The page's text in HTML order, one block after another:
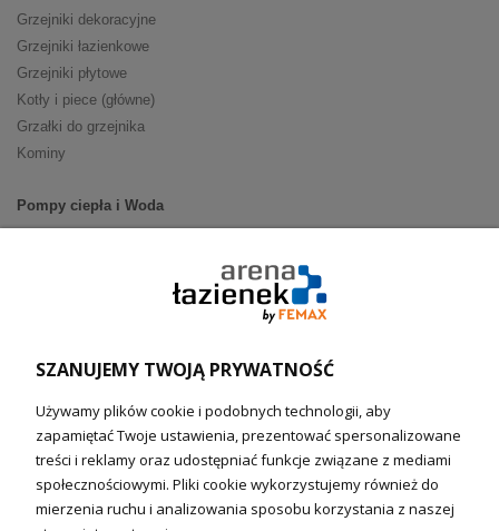
Grzejniki dekoracyjne
Grzejniki łazienkowe
Grzejniki płytowe
Kotły i piece (główne)
Grzałki do grzejnika
Kominy
Pompy ciepła i Woda
Ogrzewanie podłogowe (główne)
Technika solarna
Fotowoltanika
Sterowniki i regulatory
Nagrzewnice i kurtyny
SZANUJEMY TWOJĄ PRYWATNOŚĆ
Używamy plików cookie i podobnych technologii, aby
zapamiętać Twoje ustawienia, prezentować spersonalizowane
treści i reklamy oraz udostępniać funkcje związane z mediami
społecznościowymi. Pliki cookie wykorzystujemy również do
mierzenia ruchu i analizowania sposobu korzystania z naszej